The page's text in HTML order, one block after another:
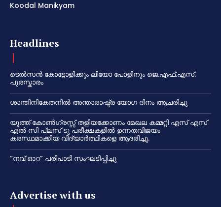
Koodal Manikyam
Headlines
ടെൽസൻ കോട്ടോളിക്കും ലിയോ പോളിനും ജെ.എഫ്.എസ്.
പുരസ്കാരം
ശാന്തിനികേതനിൽ അന്താരാഷ്ട്ര യോഗ ദിനം ആചരിച്ചു
യൂത്ത് കോൺഗ്രസ്സ് തളിയക്കോണം മേഖല കമ്മറ്റി എസ് എസ്
എൽ സി പ്ലസ് ടു പരീക്ഷകളിൽ ഉന്നതവിജയം
കരസ്ഥമാക്കിയ വിദ്യാർത്ഥികളെ ആദരിച്ചു.
“നവ് ഓറ” പരിപാടി സംഘടിപ്പിച്ചു
Advertise with us